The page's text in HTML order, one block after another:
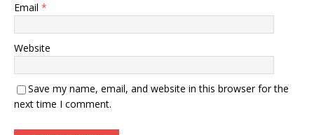
Email *
Website
Save my name, email, and website in this browser for the
next time I comment.